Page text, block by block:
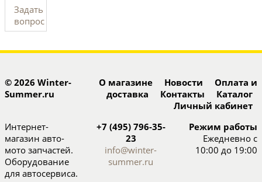
Задать
вопрос
О магазине Новости
Оплата и
доставка
Контакты
Каталог
Личный кабинет
© 2026 Winter-
Summer.ru
Интернет-
магазин авто-
мото запчастей.
Оборудование
для автосервиса.
+7 (495) 796-35-
23
info@winter-
summer.ru
Режим работы
Ежедневно с
10:00 до 19:00